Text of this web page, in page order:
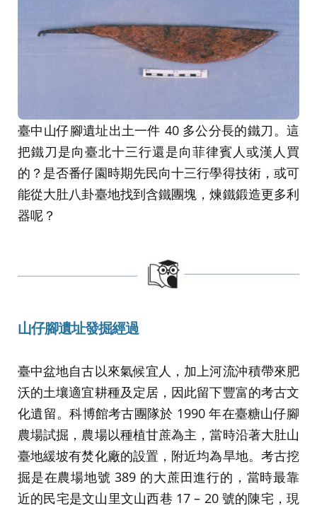
臺中山仔腳遺址出土一件 40 多公分長的鐵刀。這
把鐵刀是向臺北十三行還是向菲律賓人或漢人買
的？是否番仔園時期先民向十三行學得技術，或可
能從大肚八卦臺地找到含鐵團塊，煉鐵鍛造更多利
器呢？
山仔腳遺址發掘經過
臺中盆地自古以來氣候宜人，加上河流沖積帶來肥
沃的土壤適宜耕種及定居，因此留下豐富的考古文
化遺留。科博館考古團隊於 1990 年在臺糖山仔腳
農場試掘，農場以種植甘蔗為主，當時沿著大肚山
臺地緩坡有焚化廠的設置，附近均為旱地。考古挖
掘是在農場地號 389 的大蔗田進行的，當時最靠
近的民宅是文山里文山西巷 17 – 20 號的陳宅，現